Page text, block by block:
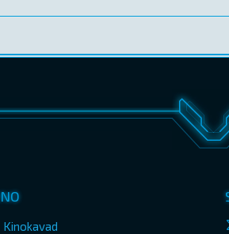
Kinokavad